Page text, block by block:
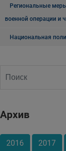
Региональные
военной операции и
Национальная
Архив
2016 2017